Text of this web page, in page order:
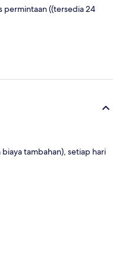
permintaan ((tersedia 24
tambahan), setiap hari